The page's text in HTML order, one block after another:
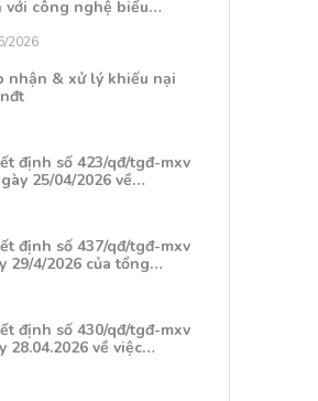
với công nghệ biểu…
2026
nhận & xử lý khiếu nại
định số 423/qđ/tgđ-mxv
25/04/2026 về…
định số 437/qđ/tgđ-mxv
29/4/2026 của tổng…
định số 430/qđ/tgđ-mxv
28.04.2026 về việc…